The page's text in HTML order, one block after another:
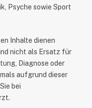
Psyche sowie Sport
Inhalte dienen
nicht als Ersatz für
Diagnose oder
aufgrund dieser
bei